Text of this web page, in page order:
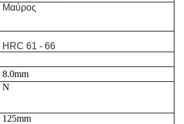
Μαύρος
HRC 61 - 66
8.0mm
Ν
125mm